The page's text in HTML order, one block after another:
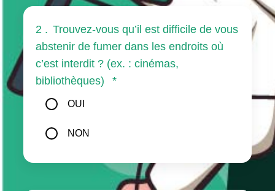
2 . Trouvez-vous qu’il est difficile de vous
abstenir de fumer dans les endroits où
c’est interdit ? (ex. : cinémas,
bibliothèques)
*
OUI
NON